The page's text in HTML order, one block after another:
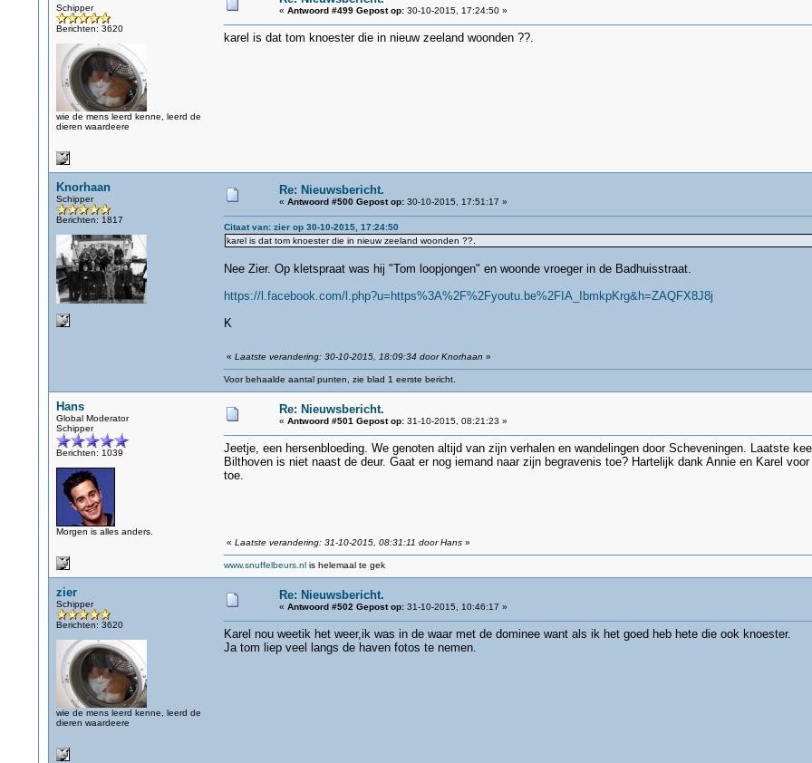
Schipper
Berichten: 3620
wie de mens leerd kenne, leerd de
dieren waardeere
« Antwoord #499 Gepost op:30-10-2015, 17:24:50 »
karel is dat tom knoester die in nieuw zeeland woonden ??.
Knorhaan
Schipper
Berichten: 1817
Re: Nieuwsbericht.
« Antwoord #500 Gepost op:30-10-2015, 17:51:17 »
Citaat van: zier op 30-10-2015, 17:24:50
karel is dat tom knoester die in nieuw zeeland woonden ??.
Nee Zier. Op kletspraat was hij "Tom loopjongen" en woonde vroeger in de Badhuisstraat.
https://l.facebook.com/l.php?u=https%3A%2F%2Fyoutu.be%2FIA_IbmkpKrg&h=ZAQFX8J8j
K
« Laatste verandering: 30-10-2015, 18:09:34 door Knorhaan »
Voor behaalde aantal punten, zie blad 1 eerste bericht.
Hans
Global Moderator
Schipper
Berichten: 1039
Morgen is alles anders.
Re: Nieuwsbericht.
« Antwoord #501 Gepost op:31-10-2015, 08:21:23 »
Jeetje, een hersenbloeding. We genoten altijd van zijn verhalen en wandelingen door Scheveningen. Laatste
Bilthoven is niet naast de deur. Gaat er nog iemand naar zijn begravenis toe? Hartelijk dank Annie en Karel
toe.
« Laatste verandering: 31-10-2015, 08:31:11 door Hans»
www.snuffelbeurs.nlis helemaal te gek
zier
Schipper
Berichten: 3620
wie de mens leerd kenne, leerd de
dieren waardeere
Re: Nieuwsbericht.
« Antwoord #502 Gepost op:31-10-2015, 10:46:17 »
Karel nou weetik het weer,ik was in de waar met de dominee want als ik het goed heb hete die ook knoester.
Ja tom liep veel langs de haven fotos te nemen.